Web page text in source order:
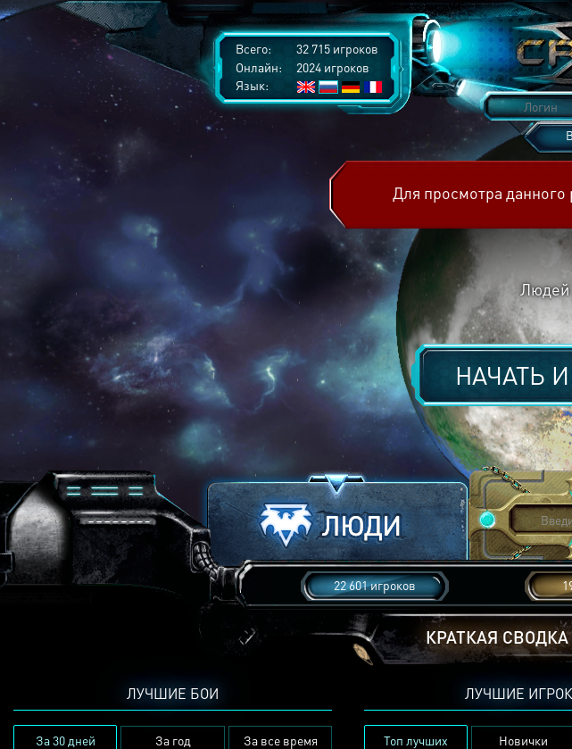
Всего:
32 715 игроков
Онлайн:
2024 игроков
Язык:
Для просмотра данного
Людей
НАЧАТЬ
22 601 игроков
КРАТКАЯ
ЛУЧШИЕ БОИ
За 30 дней За год За все время
ЛУЧШИЕ
Топ лучших Новички